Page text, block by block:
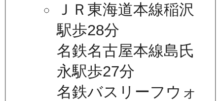
ＪＲ東海道本線稲沢
駅歩28分
名鉄名古屋本線島氏
永駅歩27分
名鉄バスリーフウォ